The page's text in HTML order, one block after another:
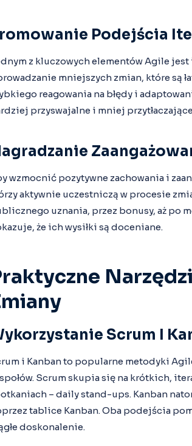
Podejścia
z kluczowych elementów Agile
mniejszych zmian, które są
reagowania na błędy i
przyswajalne i mniej
wzmocnić pozytywne zachowania i
aktywnie uczestniczą w procesie
uznania, przez bonusy, aż po
że ich wysiłki są doceniane.
Scrum I
i Kanban to popularne metodyki
Scrum skupia się na krótkich,
– daily stand-ups. Kanban
tablice Kanban. Oba podejścia
doskonalenie.